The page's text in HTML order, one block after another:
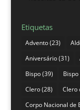
Etiquetas
Advento(23)
Aniversário(31)
Bispo(39)
Clero(28) Clero
Corpo Nacional de